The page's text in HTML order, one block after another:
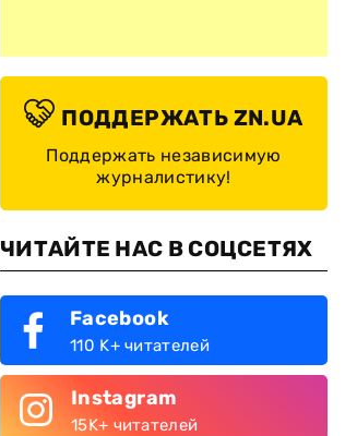
ПОДДЕРЖАТЬ ZN.UA
Поддержать независимую
журналистику!
ЧИТАЙТЕ НАС В СОЦСЕТЯХ
Facebook
110 K+ читателей
Instagram
15K+ читателей